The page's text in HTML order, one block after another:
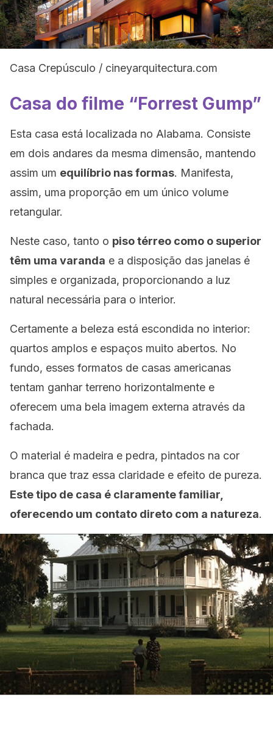
Casa Crepúsculo / cineyarquitectura.com
Casa do filme “Forrest Gump”
Esta casa está localizada no Alabama. Consiste
em dois andares da mesma dimensão, mantendo
assim um equilíbrio nas formas. Manifesta,
assim, uma proporção em um único volume
retangular.
Neste caso, tanto o piso térreo como o superior
têm uma varanda e a disposição das janelas é
simples e organizada, proporcionando a luz
natural necessária para o interior.
Certamente a beleza está escondida no interior:
quartos amplos e espaços muito abertos. No
fundo, esses formatos de casas americanas
tentam ganhar terreno horizontalmente e
oferecem uma bela imagem externa através da
fachada.
O material é madeira e pedra, pintados na cor
branca que traz essa claridade e efeito de pureza.
Este tipo de casa é claramente familiar,
oferecendo um contato direto com a natureza.